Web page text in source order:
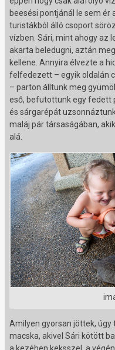
beesési pontjánál le sem ér
turistákból álló csoport
vízben. Sári, mint ahogy az
akarta beledugni, aztán
kellene. Annyira élvezte a
felfedezett – egyik oldalán
– parton álltunk meg
eső, befutottunk egy fedett
és sárgarépát
maláj pár társaságában,
alá.
Amilyen gyorsan jöttek,
macska, akivel Sári kötött
a kezében keksszel, a